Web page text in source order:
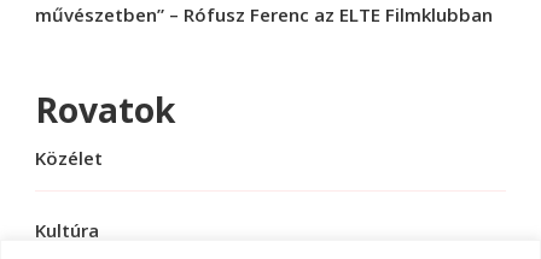
művészetben” – Rófusz Ferenc az ELTE Filmklubban
Rovatok
Közélet
Kultúra